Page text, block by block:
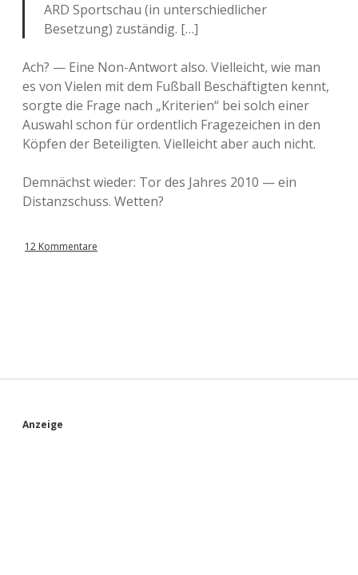
ARD Sportschau (in unterschiedlicher
Besetzung) zuständig. […]
Ach? — Eine Non-Antwort also. Vielleicht, wie man
es von Vielen mit dem Fußball Beschäftigten kennt,
sorgte die Frage nach „Kriterien“ bei solch einer
Auswahl schon für ordentlich Fragezeichen in den
Köpfen der Beteiligten. Vielleicht aber auch nicht.
Demnächst wieder: Tor des Jahres 2010 — ein
Distanzschuss. Wetten?
12 Kommentare
S
Anzeige